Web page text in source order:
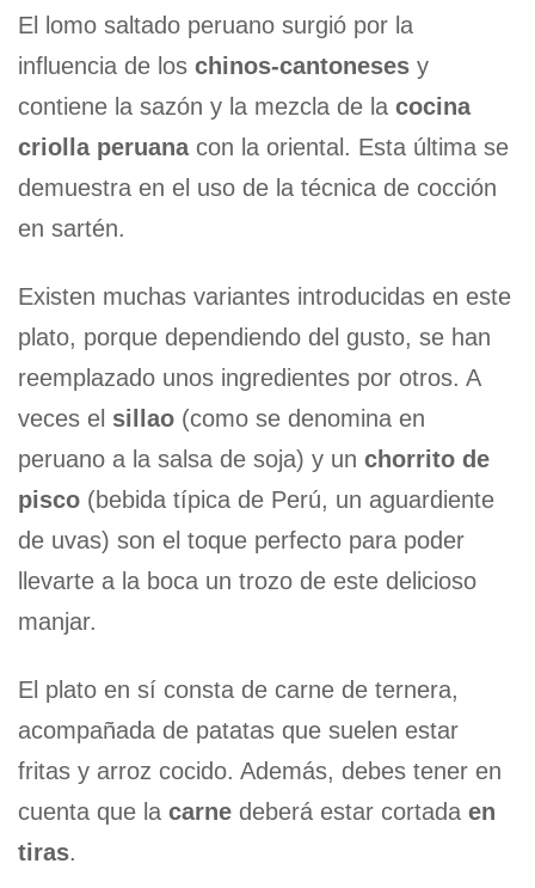
El lomo saltado peruano surgió por la
influencia de los chinos-cantoneses y
contiene la sazón y la mezcla de la cocina
criolla peruanacon la oriental. Esta última se
demuestra en el uso de la técnica de cocción
en sartén.
Existen muchas variantes introducidas en este
plato, porque dependiendo del gusto, se han
reemplazado unos ingredientes por otros. A
veces el sillao (como se denomina en
peruano a la salsa de soja) y un chorrito de
pisco (bebida típica de Perú, un aguardiente
de uvas) son el toque perfecto para poder
llevarte a la boca un trozo de este delicioso
manjar.
El plato en sí consta de carne de ternera,
acompañada de patatas que suelen estar
fritas y arroz cocido. Además, debes tener en
cuenta que la carne deberá estar cortada en
tiras.